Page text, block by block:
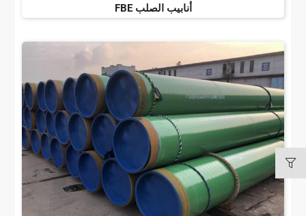
أنابيب الصلب FBE